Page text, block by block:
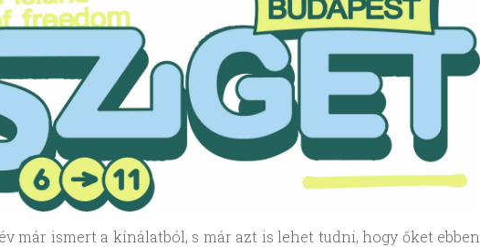
már ismert a kínálatból, s már azt is lehet tudni, hogy őket ebben